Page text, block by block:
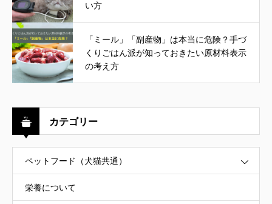
い方
「ミール」「副産物」は本当に危険？手づ
くりごはん派が知っておきたい原材料表示
の考え方
カテゴリー
ペットフード（犬猫共通）
栄養について